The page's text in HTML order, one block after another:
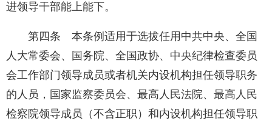
进领导干部能上能下。
第四条 本条例适用于选拔任用中共中央、全国
人大常委会、国务院、全国政协、中央纪律检查委员
会工作部门领导成员或者机关内设机构担任领导职务
的人员，国家监察委员会、最高人民法院、最高人民
检察院领导成员（不含正职）和内设机构担任领导职